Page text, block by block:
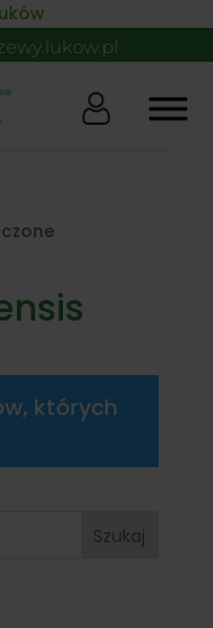
których
Szukaj